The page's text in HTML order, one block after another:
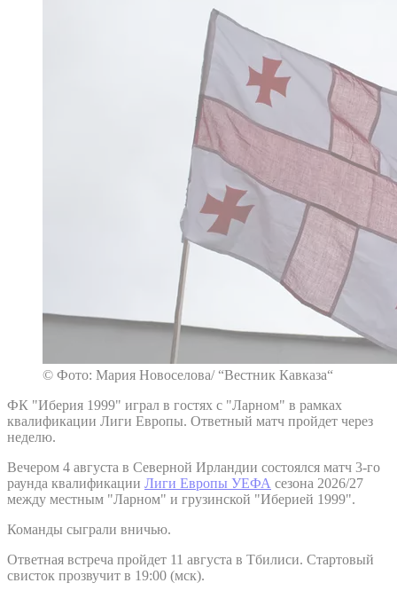
© Фото: Мария Новоселова/ “Вестник Кавказа“
ФК "Иберия 1999" играл в гостях с "Ларном" в рамках
квалификации Лиги Европы. Ответный матч пройдет через
неделю.
Вечером 4 августа в Северной Ирландии состоялся матч 3-го
раунда квалификации Лиги Европы УЕФА сезона 2026/27
между местным "Ларном" и грузинской "Иберией 1999".
Команды сыграли вничью.
Ответная встреча пройдет 11 августа в Тбилиси. Стартовый
свисток прозвучит в 19:00 (мск).